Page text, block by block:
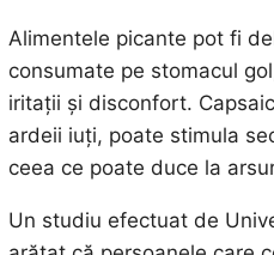
Alimentele picante pot fi
consumate pe stomacul
iritații și disconfort.
ardeii iuți, poate stimula
ceea ce poate duce la
Un studiu efectuat de